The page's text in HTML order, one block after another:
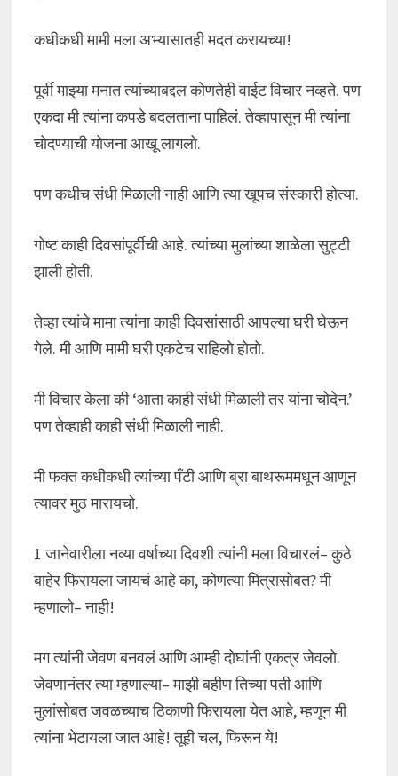
कधीकधी मामी मला अभ्यासातही मदत करायच्या!
पूर्वी माझ्या मनात त्यांच्याबद्दल कोणतेही वाईट विचार नव्हते. पण
एकदा मी त्यांना कपडे बदलताना पाहिलं. तेव्हापासून मी त्यांना
चोदण्याची योजना आखू लागलो.
पण कधीच संधी मिळाली नाही आणि त्या खूपच संस्कारी होत्या.
गोष्ट काही दिवसांपूर्वीची आहे. त्यांच्या मुलांच्या शाळेला सुट्टी
झाली होती.
तेव्हा त्यांचे मामा त्यांना काही दिवसांसाठी आपल्या घरी घेऊन
गेले. मी आणि मामी घरी एकटेच राहिलो होतो.
मी विचार केला की ‘आता काही संधी मिळाली तर यांना चोदेन.’
पण तेव्हाही काही संधी मिळाली नाही.
मी फक्त कधीकधी त्यांच्या पँटी आणि ब्रा बाथरूममधून आणून
त्यावर मुठ मारायचो.
1 जानेवारीला नव्या वर्षाच्या दिवशी त्यांनी मला विचारलं– कुठे
बाहेर फिरायला जायचं आहे का, कोणत्या मित्रासोबत? मी
म्हणालो– नाही!
मग त्यांनी जेवण बनवलं आणि आम्ही दोघांनी एकत्र जेवलो.
जेवणानंतर त्या म्हणाल्या– माझी बहीण तिच्या पती आणि
मुलांसोबत जवळच्याच ठिकाणी फिरायला येत आहे, म्हणून मी
त्यांना भेटायला जात आहे! तूही चल, फिरून ये!